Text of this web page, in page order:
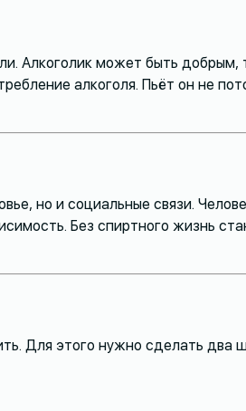
Алкоголик может быть
алкоголя. Пьёт он не
но и социальные связи.
Без спиртного жизнь
Для этого нужно сделать два